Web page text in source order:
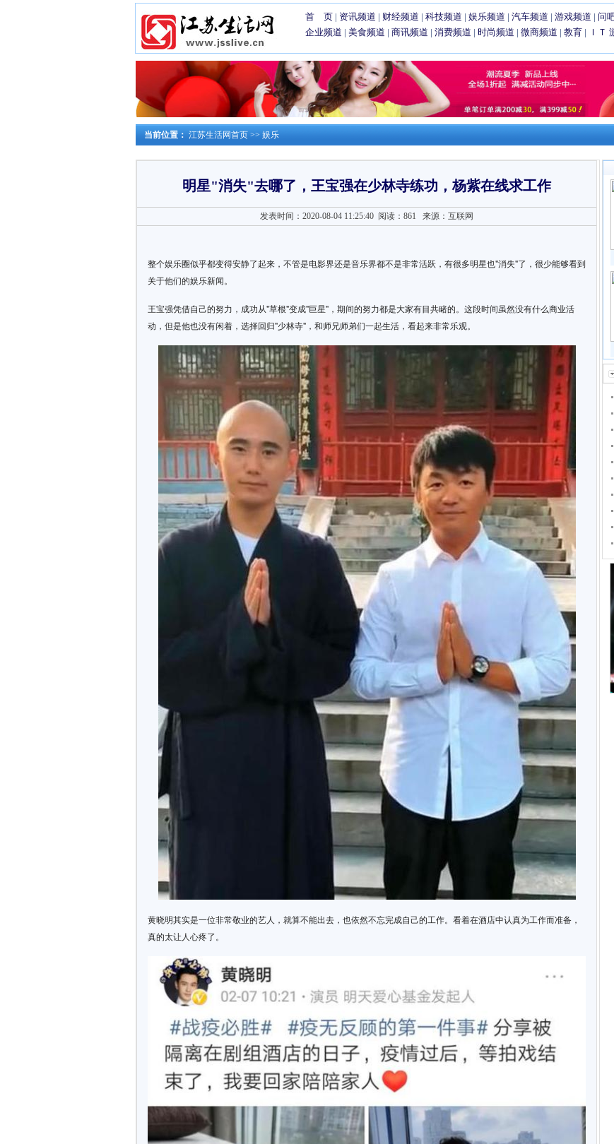
首 页 | 资讯频道 | 财经频道 | 科技频道 | 娱乐频道 | 汽车频道 | 游戏频道 | 问
企业频道 | 美食频道 | 商讯频道 | 消费频道 | 时尚频道 | 微商频道 | 教育 | ＩＴ
当前位置： 江苏生活网首页 >> 娱乐
明星"消失"去哪了，王宝强在少林寺练功，杨紫在线求工作
发表时间：2020-08-04 11:25:40 阅读：861 来源：互联网
整个娱乐圈似乎都变得安静了起来，不管是电影界还是音乐界都不是非常活跃，有很多明星也"消失"了，很少能够看到
关于他们的娱乐新闻。
王宝强凭借自己的努力，成功从"草根"变成"巨星"，期间的努力都是大家有目共睹的。这段时间虽然没有什么商业活
动，但是他也没有闲着，选择回归"少林寺"，和师兄师弟们一起生活，看起来非常乐观。
黄晓明其实是一位非常敬业的艺人，就算不能出去，也依然不忘完成自己的工作。看着在酒店中认真为工作而准备，
真的太让人心疼了。